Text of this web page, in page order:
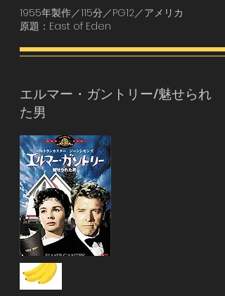
1955年製作／115分／PG12／アメリカ
原題：East of Eden
エルマー・ガントリー/魅せられ
た男